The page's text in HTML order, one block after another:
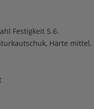
Festigkeit 5.6.
Härte mittel,